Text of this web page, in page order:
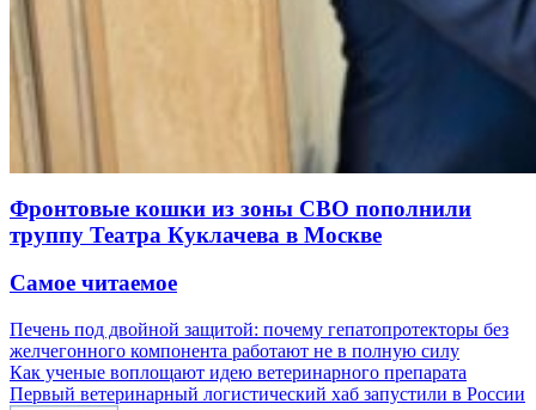
Фронтовые кошки из зоны СВО пополнили
труппу Театра Куклачева в Москве
Самое читаемое
Печень под двойной защитой: почему гепатопротекторы без
желчегонного компонента работают не в полную силу
Как ученые воплощают идею ветеринарного препарата
Первый ветеринарный логистический хаб запустили в России